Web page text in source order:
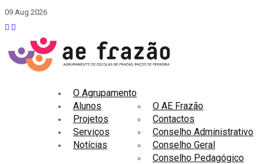
09 Aug 2026
O Agrupamento
O AE Frazão
Contactos
Conselho Administrativo
Conselho Geral
Conselho Pedagógico
Alunos
Projetos
Serviços
Notícias